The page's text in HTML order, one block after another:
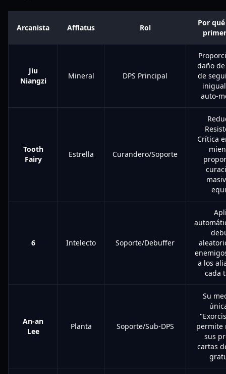
Arcanista Afflatus Rol
Por
Jiu
Niangzi
Mineral DPS Principal
daño
de
auto-
Tooth
Fairy
Estrella Curandero/Soporte
Crítica
6 Intelecto Soporte/Debuffer
a los
cada
An-an
Lee
Planta Soporte/Sub-DPS
Su
permite
sus
cartas